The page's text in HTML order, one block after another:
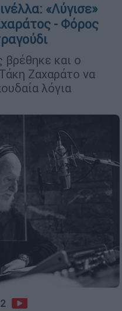
«Λύγισε»
- Φόρος
και ο
Ζαχαράτο να
λόγια